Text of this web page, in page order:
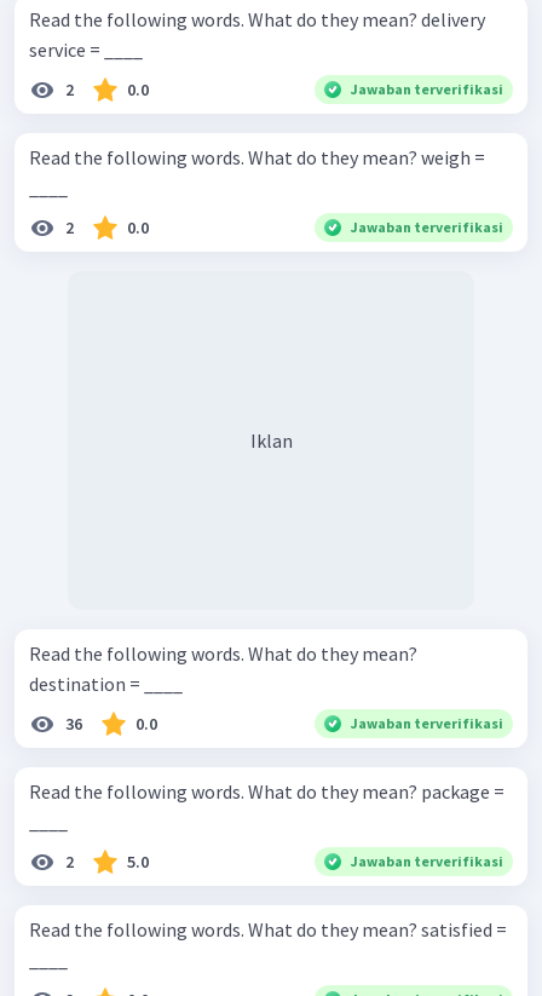
Read the following words. What do they mean? delivery
service = ____
2 0.0 Jawaban terverifikasi
Read the following words. What do they mean? weigh =
2 0.0 Jawaban terverifikasi
Iklan
Read the following words. What do they mean?
destination = ____
36 0.0 Jawaban terverifikasi
Read the following words. What do they mean? package =
2 5.0 Jawaban terverifikasi
Read the following words. What do they mean? satisfied =